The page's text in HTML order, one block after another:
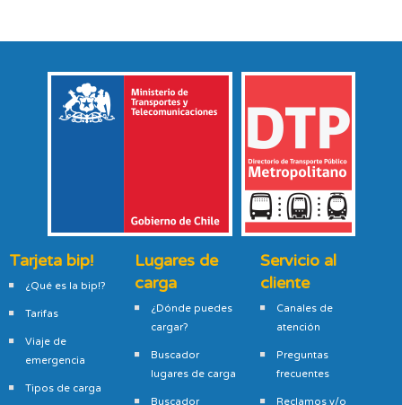
Tarjeta bip!
¿Qué es la bip!?
Tarifas
Viaje de
emergencia
Tipos de carga
Lugares de
carga
¿Dónde puedes
cargar?
Buscador
lugares de carga
Buscador
Servicio al
cliente
Canales de
atención
Preguntas
frecuentes
Reclamos y/o